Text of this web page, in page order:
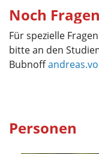
Noch
Für spezielle
bitte an den
Bubnoff
Personen